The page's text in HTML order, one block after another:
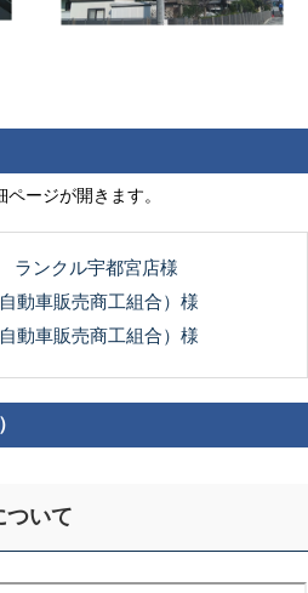
ージが開きます。
ランクル宇都宮店様
動車販売商工組合）様
動車販売商工組合）様
ついて